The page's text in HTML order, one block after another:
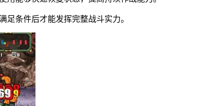
足条件后才能发挥完整战斗实力。